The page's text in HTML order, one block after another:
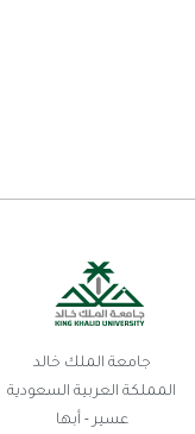
جامعة الملك خالد
المملكة العربية السعودية
عسير - أبها